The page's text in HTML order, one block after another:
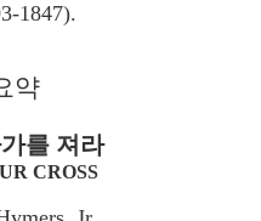
1847).
약
를 져라
CROSS